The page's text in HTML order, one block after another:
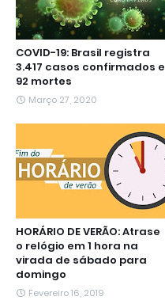
COVID-19: Brasil registra
3.417 casos confirmados e
92 mortes
Março 27, 2020
HORÁRIO DE VERÃO: Atrase
o relógio em 1 hora na
virada de sábado para
domingo
Fevereiro 16, 2019